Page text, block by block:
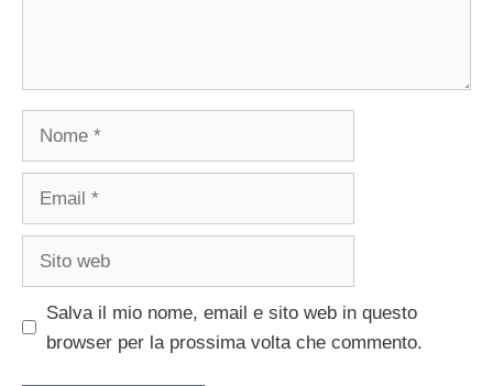
Salva il mio nome, email e sito web in questo
browser per la prossima volta che commento.